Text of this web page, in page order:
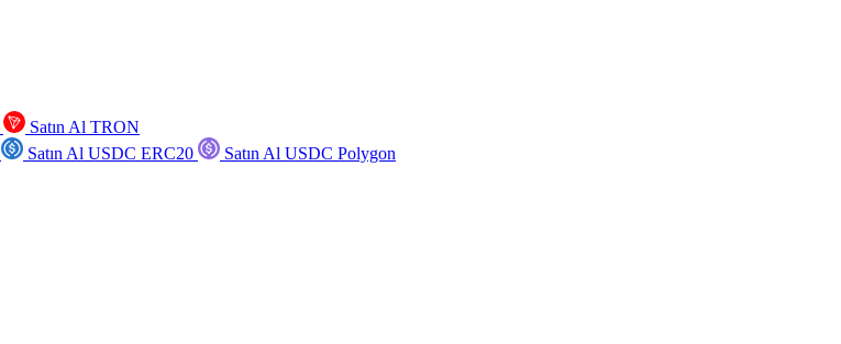
Satın Al TRON
Satın Al USDC ERC20
Satın Al USDC Polygon